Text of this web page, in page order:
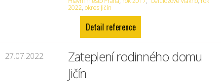
2022,okres Jičín
Detail reference
27.07.2022
Zateplení rodinného domu
Jičín